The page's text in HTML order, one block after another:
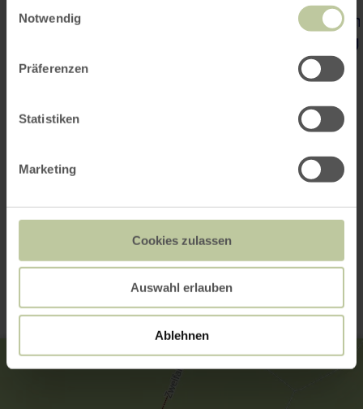
Notwendig
Präferenzen
Statistiken
Marketing
Cookies zulassen
Auswahl erlauben
Ablehnen
Kontakt